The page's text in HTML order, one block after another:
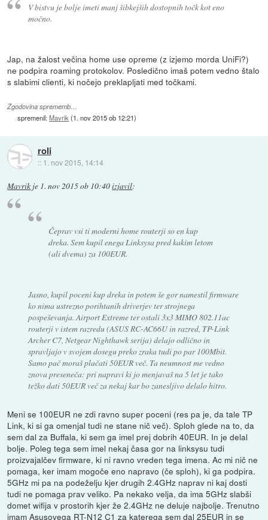
V bistvu je bolje imeti manj šibkejših dostopnih točk kot eno
močno.
Jap, na žalost večina home use opreme (z izjemo morda UniFi?)
ne podpira roaming protokolov. Posledično imaš potem vedno štalo
s slabimi clienti, ki nočejo preklapljati med točkami.
Zgodovina sprememb…
spremenil:Mavrik(1. nov 2015 ob 12:21)
roli
:: 1. nov 2015, 14:14
Mavrik je 1. nov 2015 ob 10:40izjavil:
Čeprav vsi ti moderni home routerji so en kup
dreka. Sem kupil enega Linksysa pred kakim letom
(ali dvema) za 100EUR.
Jasno, kupil poceni kup dreka in potem še gor namestil firmware
ko nima ustrezno porihtanih driverjev ter strojnega
pospeševanja. Airport Extreme ter ostali 3x3 MIMO 802.11ac
routerji v istem razredu (ASUS RC-AC66U in razred, TP-Link
Archer C7, Netgear Nighthawk serija) delajo odlično in
spravljajo v svojem dosegu preko zraka tudi po par 100Mbit.
Samo pač moraš plačati 50EUR več. Ta neumnost me vedno
znova preseneča: pri napravi ki jo menjavaš na 5 let je tako
težko dati 50EUR več za nekaj kar bo zanesljivo delalo hitro.
Meni se 100EUR ne zdi ravno super poceni (res pa je, da tale TP
Link, ki si ga omenjal tudi ne stane nič več). Sploh glede na to, da
sem dal za Buffala, ki sem ga imel prej dobrih 40EUR. In je delal
bolje. Poleg tega sem imel nekaj časa gor na linksysu tudi
proizvajalčev firmware, ki ni ravno vreden tega imena. Ac mi nič ne
pomaga, ker imam mogoče eno napravo (če sploh), ki ga podpira.
5GHz mi pa na podeželju kjer drugih 2.4GHz naprav ni kaj dosti
tudi ne pomaga prav veliko. Pa nekako velja, da ima 5GHz slabši
domet wifija v prostorih kjer že 2.4GHz ne deluje najbolje. Trenutno
imam Asusovega RT-N12 C1 za katerega sem dal 25EUR in se